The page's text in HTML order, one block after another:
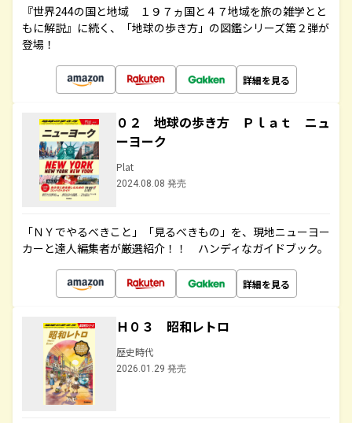
『世界244の国と地域 １９７ヵ国と４７地域を旅の雑学とと
もに解説』に続く、「地球の歩き方」の図鑑シリーズ第２弾が
登場！
詳細を見る
０２ 地球の歩き方 Ｐｌａｔ ニュ
ーヨーク
Plat
2024.08.08 発売
「ＮＹでやるべきこと」「見るべきもの」を、現地ニューヨー
カーと達人編集者が厳選紹介！！ ハンディなガイドブック。
詳細を見る
Ｈ０３ 昭和レトロ
歴史時代
2026.01.29 発売